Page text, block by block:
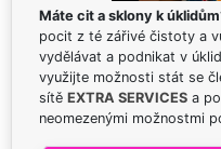
Máte cit a sklony k
pocit z té zářivé čistoty a
vydělávat a podnikat v
využijte možnosti stát se
sítě EXTRA SERVICES a
neomezenými možnostmi